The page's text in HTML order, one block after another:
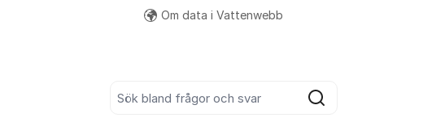
Sök
Om data i VattenwebbFler supportlänkar